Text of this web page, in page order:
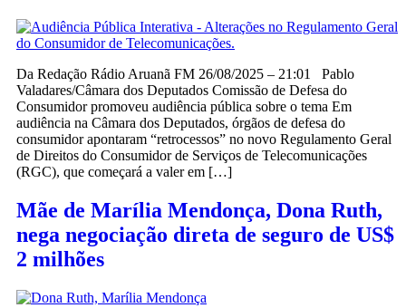
Da Redação Rádio Aruanã FM 26/08/2025 – 21:01 Pablo
Valadares/Câmara dos Deputados Comissão de Defesa do
Consumidor promoveu audiência pública sobre o tema Em
audiência na Câmara dos Deputados, órgãos de defesa do
consumidor apontaram “retrocessos” no novo Regulamento Geral
de Direitos do Consumidor de Serviços de Telecomunicações
(RGC), que começará a valer em […]
Mãe de Marília Mendonça, Dona Ruth,
nega negociação direta de seguro de US$
2 milhões